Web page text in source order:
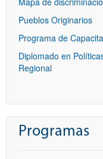
Pueblos Originarios
Programa de
Diplomado en
Regional
Programas